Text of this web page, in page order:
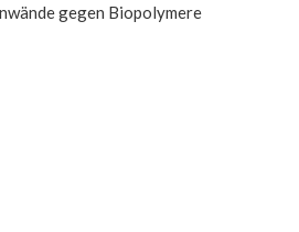
gegen Biopolymere